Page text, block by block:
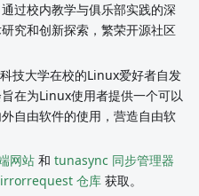
过校内教学与俱乐部实践的深
究和创新探索，繁荣开源社区
技大学在校的Linux爱好者自发
在为Linux使用者提供一个可以
自由软件的使用，营造自由软
网站 和 tunasync 同步管理器
仓库 获取。